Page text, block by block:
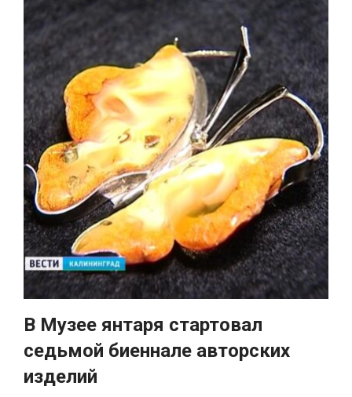
В Музее янтаря стартовал
седьмой биеннале авторских
изделий